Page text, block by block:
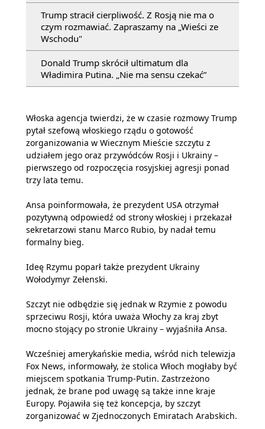
Trump stracił cierpliwość. Z Rosją nie ma o
czym rozmawiać. Zapraszamy na „Wieści ze
Wschodu"
Donald Trump skrócił ultimatum dla
Władimira Putina. „Nie ma sensu czekać”
Włoska agencja twierdzi, że w czasie rozmowy Trump
pytał szefową włoskiego rządu o gotowość
zorganizowania w Wiecznym Mieście szczytu z
udziałem jego oraz przywódców Rosji i Ukrainy –
pierwszego od rozpoczęcia rosyjskiej agresji ponad
trzy lata temu.
Ansa poinformowała, że prezydent USA otrzymał
pozytywną odpowiedź od strony włoskiej i przekazał
sekretarzowi stanu Marco Rubio, by nadał temu
formalny bieg.
Ideę Rzymu poparł także prezydent Ukrainy
Wołodymyr Zełenski.
Szczyt nie odbędzie się jednak w Rzymie z powodu
sprzeciwu Rosji, która uważa Włochy za kraj zbyt
mocno stojący po stronie Ukrainy – wyjaśniła Ansa.
Wcześniej amerykańskie media, wśród nich telewizja
Fox News, informowały, że stolica Włoch mogłaby być
miejscem spotkania Trump-Putin. Zastrzeżono
jednak, że brane pod uwagę są także inne kraje
Europy. Pojawiła się też koncepcja, by szczyt
zorganizować w Zjednoczonych Emiratach Arabskich.